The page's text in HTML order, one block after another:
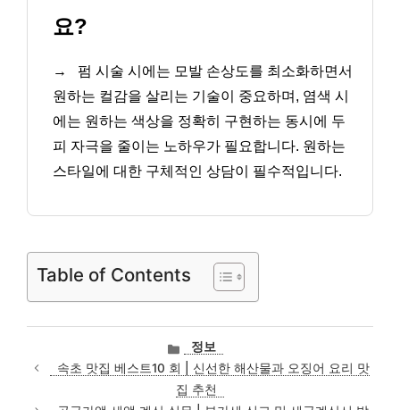
요?
→
펌 시술 시에는 모발 손상도를 최소화하면서
원하는 컬감을 살리는 기술이 중요하며, 염색 시
에는 원하는 색상을 정확히 구현하는 동시에 두
피 자극을 줄이는 노하우가 필요합니다. 원하는
스타일에 대한 구체적인 상담이 필수적입니다.
Table of Contents
카
테
고
리
정보
속초 맛집 베스트10 회 | 신선한 해산물과 오징어 요리 맛
집 추천